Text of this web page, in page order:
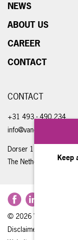
NEWS
ABOUT US
CAREER
CONTACT
CONTACT
+31 493 - 490 234
Dorser 1, 5711 LE
The Netherlands
© 2026 Van Dongen
Disclaimer
Keep